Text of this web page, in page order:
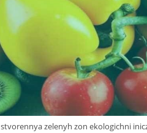
stvorennya zelenyh zon ekologichni